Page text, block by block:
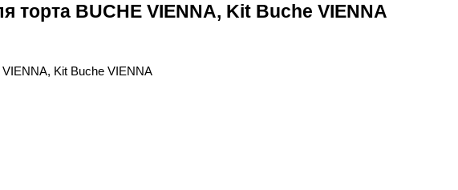
торта BUCHE VIENNA, Kit Buche VIENNA